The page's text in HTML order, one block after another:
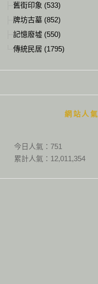
舊街印象 (533)
牌坊古墓 (852)
記憶廢墟 (550)
傳統民居 (1795)
網站人氣
今日人氣： 751
累計人氣： 12,011,354